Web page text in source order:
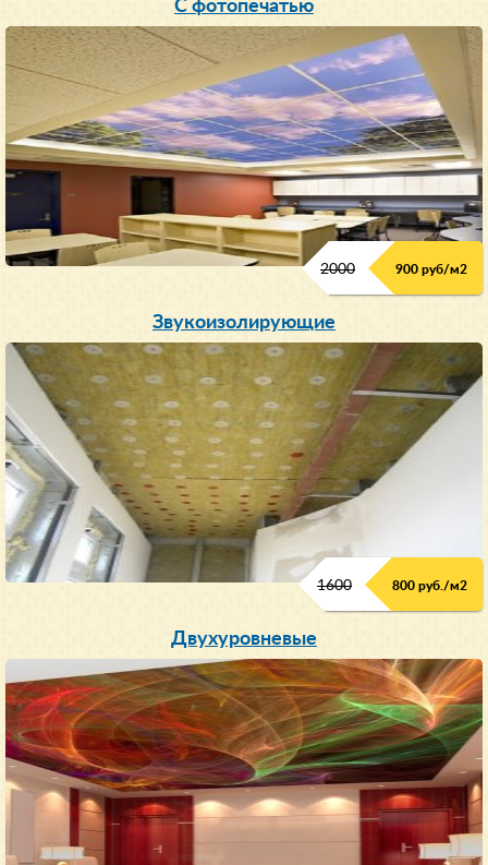
С фотопечатью
2000 900 руб/м2
Звукоизолирующие
1600 800 руб./м2
Двухуровневые